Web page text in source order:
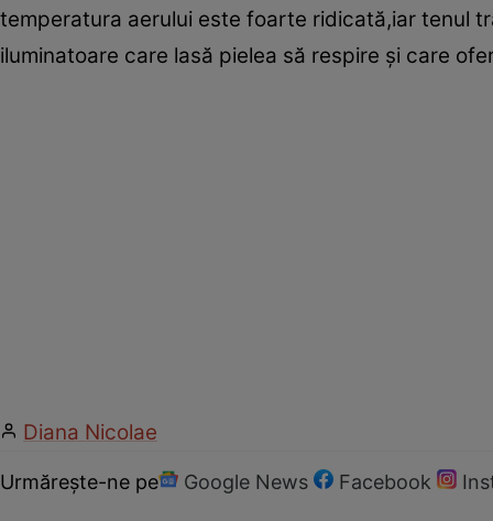
temperatura aerului este foarte ridicată,iar tenul
iluminatoare care lasă pielea să respire şi care
Diana Nicolae
Urmărește-ne pe Google News Facebook